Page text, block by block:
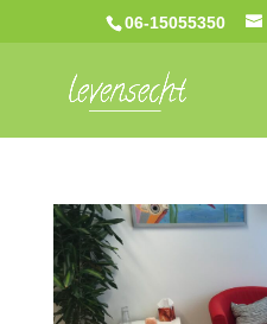
06-15055350